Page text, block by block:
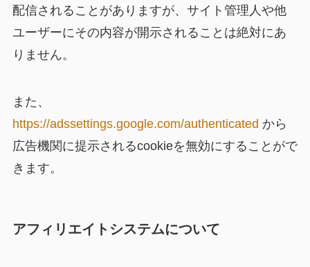
配信されることがありますが、サイト管理人や他
ユーザーにその内容が開示されることは絶対にあ
りません。
また、
https://adssettings.google.com/authenticated から
広告機関に提示されるcookieを無効にすることがで
きます。
アフィリエイトシステムについて